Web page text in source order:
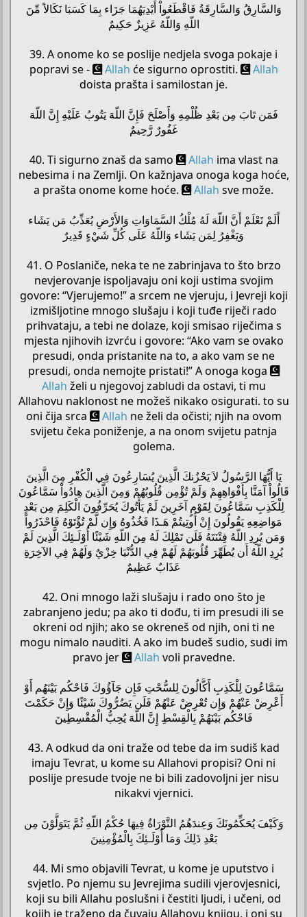
وَالسَّارِقُ وَالسَّارِقَةُ فَاقْطَعُواْ أَيْدِيَهُمَا جَزَاء بِمَا كَسَبَا نَكَالاً مِّنَ
اللّهِ وَاللّهُ عَزِيزٌ حَكِيمٌ
39. A onome ko se poslije nedjela svoga pokaje i
popravi se -
Allah će sigurno oprostiti.
Allah
doista prašta i samilostan je.
فَمَن تَابَ مِن بَعْدِ ظُلْمِهِ وَأَصْلَحَ فَإِنَّ اللّهَ يَتُوبُ عَلَيْهِ إِنَّ اللّهَ
غَفُورٌ رَّحِيمٌ
40. Ti sigurno znaš da samo
Allah ima vlast na
nebesima i na Zemlji. On kažnjava onoga koga hoće,
a prašta onome kome hoće.
Allah sve može.
أَلَمْ تَعْلَمْ أَنَّ اللّهَ لَهُ مُلْكُ السَّمَاوَاتِ وَالأَرْضِ يُعَذِّبُ مَن يَشَاء
وَيَغْفِرُ لِمَن يَشَاء وَاللّهُ عَلَى كُلِّ شَيْءٍ قَدِيرٌ
41. O Poslaniče, neka te ne zabrinjava to što brzo
nevjerovanje ispoljavaju oni koji ustima svojim
govore: “Vjerujemo!” a srcem ne vjeruju, i Jevreji koji
izmišljotine mnogo slušaju i koji tuđe riječi rado
prihvataju, a tebi ne dolaze, koji smisao riječima s
mjesta njihovih izvrću i govore: “Ako vam se ovako
presudi, onda pristanite na to, a ako vam se ne
presudi, onda nemojte pristati!” A onoga koga
Allah želi u njegovoj zabludi da ostavi, ti mu
Allahovu naklonost ne možeš nikako osigurati. to su
oni čija srca
Allah ne želi da očisti; njih na ovom
svijetu čeka poniženje, a na onom svijetu patnja
golema.
يَا أَيُّهَا الرَّسُولُ لاَ يَحْزُنكَ الَّذِينَ يُسَارِعُونَ فِي الْكُفْرِ مِنَ الَّذِينَ
قَالُواْ آمَنَّا بِأَفْوَاهِهِمْ وَلَمْ تُؤْمِن قُلُوبُهُمْ وَمِنَ الَّذِينَ هِادُواْ سَمَّاعُونَ
لِلْكَذِبِ سَمَّاعُونَ لِقَوْمٍ آخَرِينَ لَمْ يَأْتُوكَ يُحَرِّفُونَ الْكَلِمَ مِن بَعْدِ
مَوَاضِعِهِ يَقُولُونَ إِنْ أُوتِيتُمْ هَـذَا فَخُذُوهُ وَإِن لَّمْ تُؤْتَوْهُ فَاحْذَرُواْ
وَمَن يُرِدِ اللّهُ فِتْنَتَهُ فَلَن تَمْلِكَ لَهُ مِنَ اللّهِ شَيْئًا أُوْلَـئِكَ الَّذِينَ لَمْ
يُرِدِ اللّهُ أَن يُطَهِّرَ قُلُوبَهُمْ لَهُمْ فِي الدُّنْيَا خِزْيٌ وَلَهُمْ فِي الآخِرَةِ
عَذَابٌ عَظِيمٌ
42. Oni mnogo laži slušaju i rado ono što je
zabranjeno jedu; pa ako ti dođu, ti im presudi ili se
okreni od njih; ako se okreneš od njih, oni ti ne
mogu nimalo nauditi. A ako im budeš sudio, sudi im
pravo jer
Allah voli pravedne.
سَمَّاعُونَ لِلْكَذِبِ أَكَّالُونَ لِلسُّحْتِ فَإِن جَآؤُوكَ فَاحْكُم بَيْنَهُم أَوْ
أَعْرِضْ عَنْهُمْ وَإِن تُعْرِضْ عَنْهُمْ فَلَن يَضُرُّوكَ شَيْئًا وَإِنْ حَكَمْتَ
فَاحْكُم بَيْنَهُمْ بِالْقِسْطِ إِنَّ اللّهَ يُحِبُّ الْمُقْسِطِينَ
43. A odkud da oni traže od tebe da im sudiš kad
imaju Tevrat, u kome su Allahovi propisi? Oni ni
poslije presude tvoje ne bi bili zadovoljni jer nisu
nikakvi vjernici.
وَكَيْفَ يُحَكِّمُونَكَ وَعِندَهُمُ التَّوْرَاةُ فِيهَا حُكْمُ اللّهِ ثُمَّ يَتَوَلَّوْنَ مِن
بَعْدِ ذَلِكَ وَمَا أُوْلَـئِكَ بِالْمُؤْمِنِينَ
44. Mi smo objavili Tevrat, u kome je uputstvo i
svjetlo. Po njemu su Jevrejima sudili vjerovjesnici,
koji su bili Allahu poslušni i čestiti ljudi, i učeni, od
kojih je traženo da čuvaju Allahovu knjigu, i oni su